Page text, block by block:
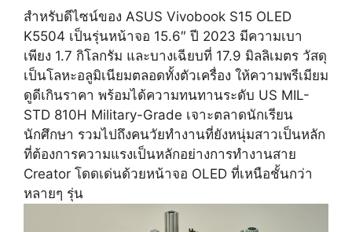
สำหรับดีไซน์ของ ASUS Vivobook S15 OLED
K5504 เป็นรุ่นหน้าจอ 15.6″ ปี 2023 มีความเบา
เพียง 1.7 กิโลกรัม และบางเฉียบที่ 17.9 มิลลิเมตร วัสดุ
เป็นโลหะอลูมิเนียมตลอดทั้งตัวเครื่อง ให้ความพรีเมียม
ดูดีเกินราคา พร้อมได้ความทนทานระดับ US MIL-
STD 810H Military-Grade เจาะตลาดนักเรียน
นักศึกษา รวมไปถึงคนวัยทำงานที่ยังหนุ่มสาวเป็นหลัก
ที่ต้องการความแรงเป็นหลักอย่างการทำงานสาย
Creator โดดเด่นด้วยหน้าจอ OLED ที่เหนือชั้นกว่า
หลายๆ รุ่น